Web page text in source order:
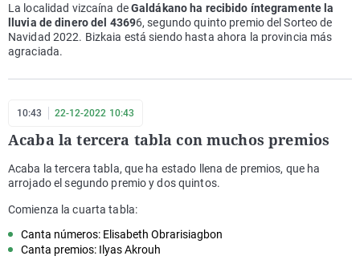
La localidad vizcaína deGaldákano ha recibido íntegramente la
lluvia de dinero del 43696, segundo quinto premio del Sorteo de
Navidad 2022. Bizkaia está siendo hasta ahora la provincia más
agraciada.
10:43 22-12-2022 10:43
Acaba la tercera tabla con muchos premios
Acaba la tercera tabla, que ha estado llena de premios, que ha
arrojado el segundo premio y dos quintos.
Comienza la cuarta tabla:
Canta números: Elisabeth Obrarisiagbon
Canta premios: Ilyas Akrouh